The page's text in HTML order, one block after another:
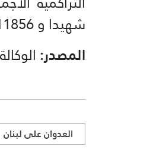
شهيدا و 11856 جريحا”.
المصدر:
العدوان على لبنان